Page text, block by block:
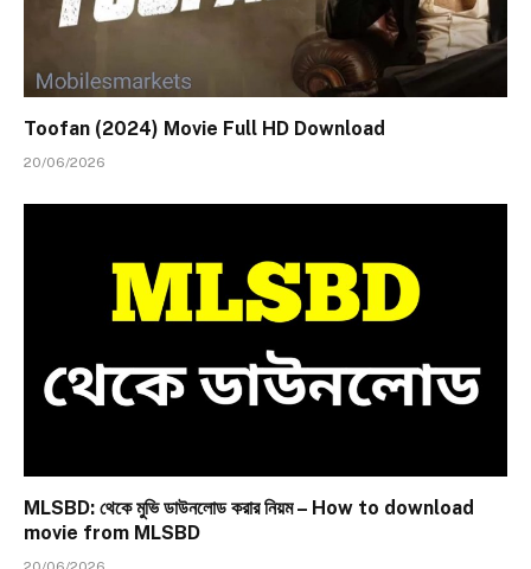
Toofan (2024) Movie Full HD Download
20/06/2026
MLSBD: থেকে মুভি ডাউনলোড করার নিয়ম – How to download
movie from MLSBD